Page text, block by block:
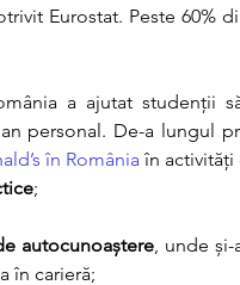
Eurostat. Peste 60%
a ajutat studenții
personal. De-a lungul
în România în
;
autocunoaștere, unde și-
în carieră;